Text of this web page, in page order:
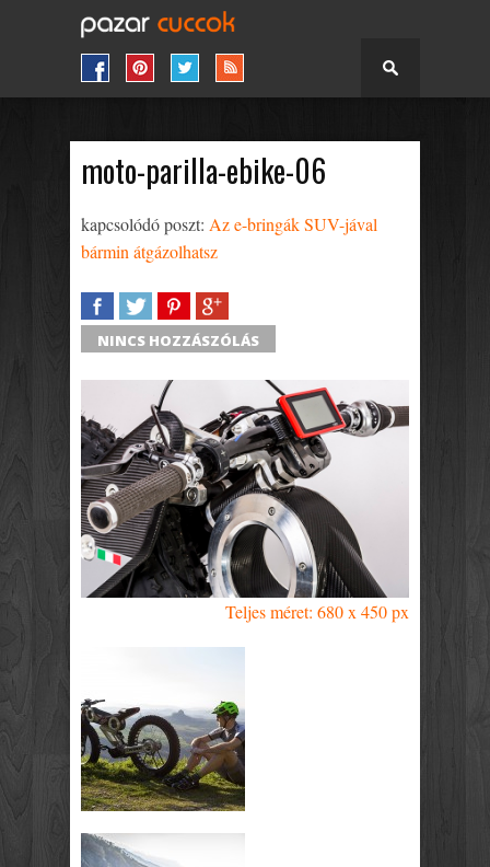
moto-parilla-ebike-06
kapcsolódó poszt: Az e-bringák SUV-jával
bármin átgázolhatsz
SHARETWEETSHARESHARE
NINCS HOZZÁSZÓLÁS
Teljes méret: 680 x 450 px